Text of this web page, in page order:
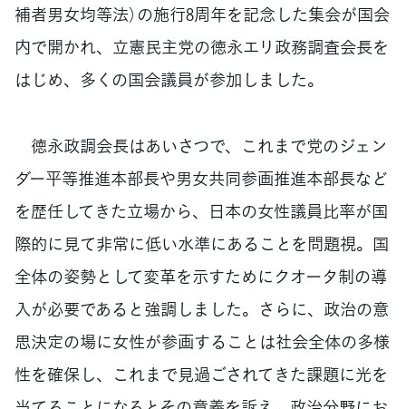
補者男女均等法）の施行8周年を記念した集会が国会
内で開かれ、立憲民主党の徳永エリ政務調査会長を
はじめ、多くの国会議員が参加しました。
徳永政調会長はあいさつで、これまで党のジェン
ダー平等推進本部長や男女共同参画推進本部長など
を歴任してきた立場から、日本の女性議員比率が国
際的に見て非常に低い水準にあることを問題視。国
全体の姿勢として変革を示すためにクオータ制の導
入が必要であると強調しました。さらに、政治の意
思決定の場に女性が参画することは社会全体の多様
性を確保し、これまで見過ごされてきた課題に光を